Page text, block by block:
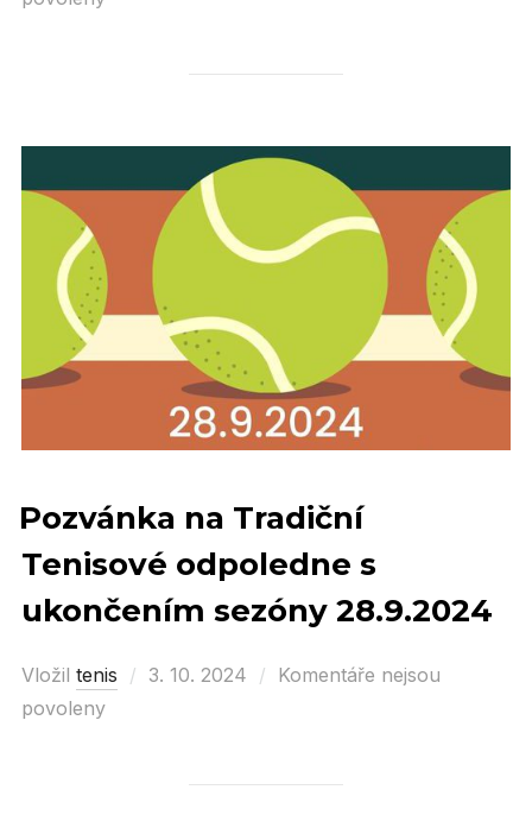
Pozvánka na Tradiční
Tenisové odpoledne s
ukončením sezóny 28.9.2024
Vložil tenis
Posted
3. 10. 2024
Komentáře nejsou
povoleny